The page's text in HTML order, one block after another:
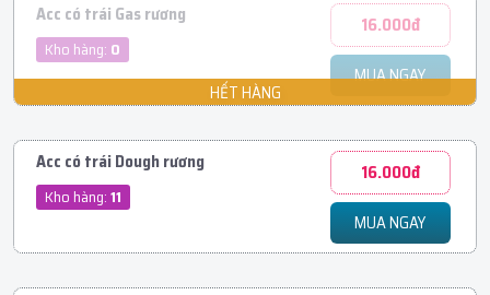
Acc có trái Gas rương
Kho hàng: 0
16.000đ
MUA NGAY
Acc có trái Dough rương
Kho hàng:11
16.000đ
MUA NGAY